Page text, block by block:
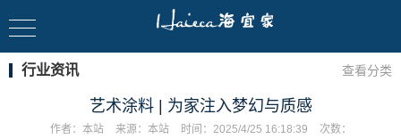
行业资讯 查看分类
艺术涂料 | 为家注入梦幻与质感
作者： 本站 来源： 本站 时间： 2025/4/25 16:18:39 次数：